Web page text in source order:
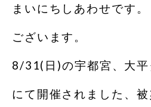
まいにちしあわせです
ございます。
8/31(日)の宇都宮、大平
にて開催されました、